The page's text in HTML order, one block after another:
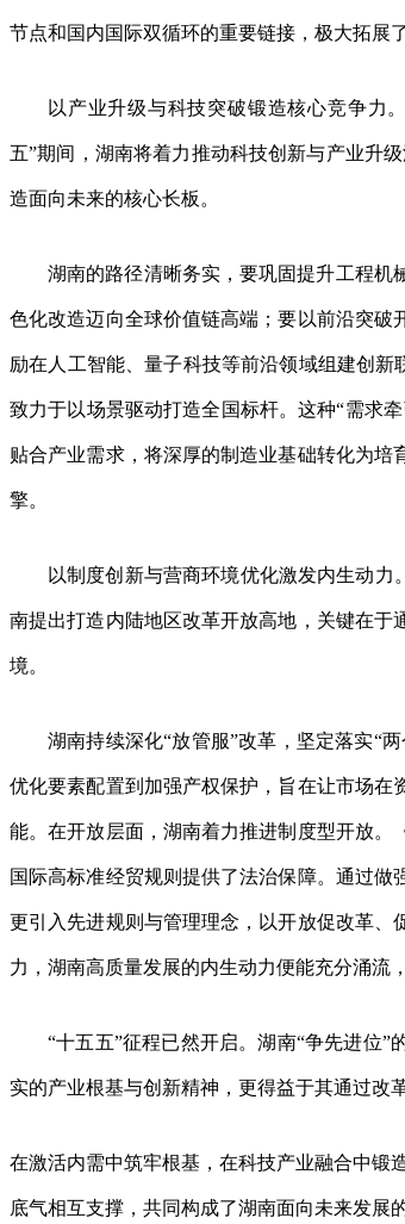
节点和国内国际双循环的重要链接，极大拓展
以产业升级与科技突破锻造核心竞争力
五”期间，湖南将着力推动科技创新与产业升
造面向未来的核心长板。
湖南的路径清晰务实，要巩固提升工程机
色化改造迈向全球价值链高端；要以前沿突
励在人工智能、量子科技等前沿领域组建创新
致力于以场景驱动打造全国标杆。这种“需求
贴合产业需求，将深厚的制造业基础转化为培
擎。
以制度创新与营商环境优化激发内生动力
南提出打造内陆地区改革开放高地，关键在
境。
湖南持续深化“放管服”改革，坚定落实“
优化要素配置到加强产权保护，旨在让市场在
能。在开放层面，湖南着力推进制度型开放
国际高标准经贸规则提供了法治保障。通过做
更引入先进规则与管理理念，以开放促改革
力，湖南高质量发展的内生动力便能充分涌流
“十五五”征程已然开启。湖南“争先进位
实的产业根基与创新精神，更得益于其通过改
在激活内需中筑牢根基，在科技产业融合中
底气相互支撑，共同构成了湖南面向未来发展